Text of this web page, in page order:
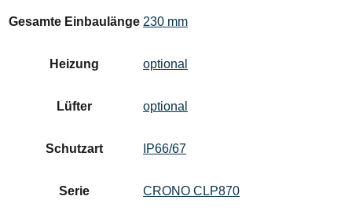
Gesamte Einbaulänge 230 mm
Heizung optional
Lüfter optional
Schutzart IP66/67
Serie CRONO CLP870